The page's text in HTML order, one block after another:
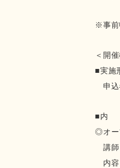
※事
＜開
■実施
申込
■内
◎オ
講師
内容